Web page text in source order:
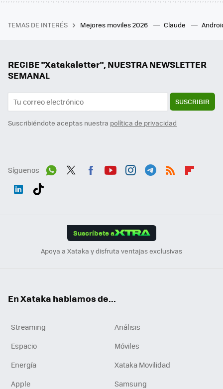
TEMAS DE INTERÉS Mejores moviles 2026 Claude
RECIBE "Xatakaletter", NUESTRA NEWSLETTER
SEMANAL
SUSCRIBIR
Suscribiéndote aceptas nuestra política de privacidad
Síguenos
Suscríbete a
Apoya a Xataka y disfruta ventajas exclusivas
En Xataka hablamos de...
Streaming
Análisis
Espacio
Móviles
Energía
Xataka Movilidad
Apple
Samsung